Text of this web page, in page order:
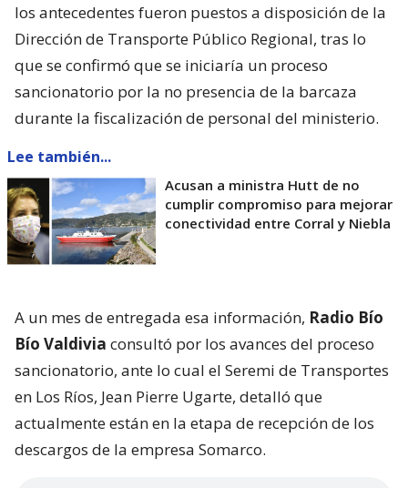
los antecedentes fueron puestos a disposición de la
Dirección de Transporte Público Regional, tras lo
que se confirmó que se iniciaría un proceso
sancionatorio por la no presencia de la barcaza
durante la fiscalización de personal del ministerio.
Lee también...
Acusan a ministra Hutt de no
cumplir compromiso para mejorar
conectividad entre Corral y Niebla
A un mes de entregada esa información, Radio Bío
Bío Valdivia consultó por los avances del proceso
sancionatorio, ante lo cual el Seremi de Transportes
en Los Ríos, Jean Pierre Ugarte, detalló que
actualmente están en la etapa de recepción de los
descargos de la empresa Somarco.